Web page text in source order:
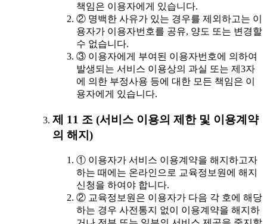
책임은 이용자에게 있습니다.
② 명백한 사유가 있는 경우를 제외하고는 이
용자가 이용자번호를 공유, 양도 또는 변경할
수 없습니다.
③ 이용자에게 부여된 이용자번호에 의하여
발생되는 서비스 이용상의 과실 또는 제3자
에 의한 부정사용 등에 대한 모든 책임은 이
용자에게 있습니다.
제 11 조 (서비스 이용의 제한 및 이용계약
의 해지)
① 이용자가 서비스 이용계약을 해지하고자
하는 때에는 온라인으로 교육정보원에 해지
신청을 하여야 합니다.
② 교육정보원은 이용자가 다음 각 호에 해당
하는 경우 사전통지 없이 이용계약을 해지하